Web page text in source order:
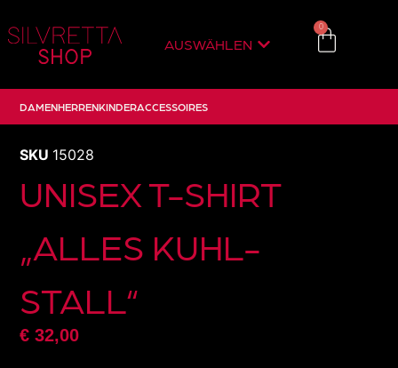
AUSWÄHLEN
0
DAMENHERRENKINDERACCESSOIRES
SKU 15028
UNISEX T-SHIRT
„ALLES KUHL-
STALL“
€ 32,00